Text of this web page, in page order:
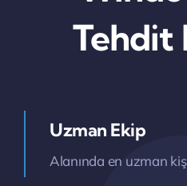
Tehdit
Uzman Ekip
Alanında en uzman